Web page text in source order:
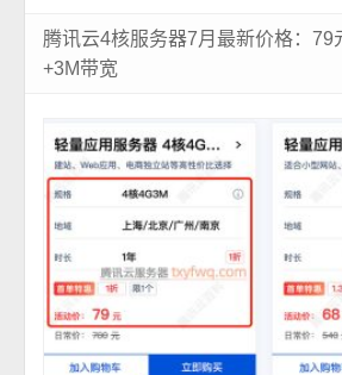
腾讯云4核服务器7月最新价格：79
+3M带宽